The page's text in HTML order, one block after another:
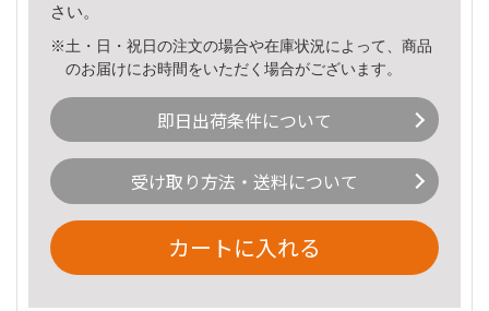
さい。
※土・日・祝日の注文の場合や在庫状況によって、商品
のお届けにお時間をいただく場合がございます。
即日出荷条件について
受け取り方法・送料について
カートに入れる